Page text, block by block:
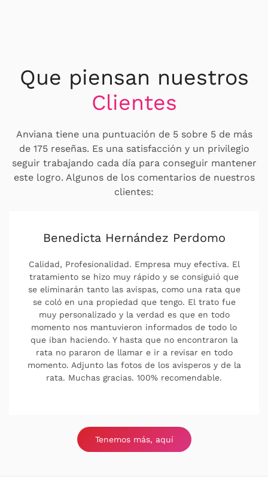
Que piensan nuestros
Clientes
Anviana tiene una puntuación de 5 sobre 5 de más
de 175 reseñas. Es una satisfacción y un privilegio
seguir trabajando cada día para conseguir mantener
este logro. Algunos de los comentarios de nuestros
clientes:
Pili Sanagustin
Capacidad de respuesta, Profesionalidad,
Puntualidad, Valor La mejor empresa que conozco,
llevo con ellos años ,ahora ya más bien para
prevenir contra hormigas y cucas. Al ser un
contrato anual cada vez que me hace falta les
llamó , cuadramos cita y vienen , son muy serios y
profesionales al 100 %. Los recomiendo sin duda.
Tenemos más, aquí